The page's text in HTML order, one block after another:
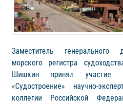
Заместитель генерального
морского регистра
Шишкин принял участие
«Судостроение» научно-
коллегии Российской